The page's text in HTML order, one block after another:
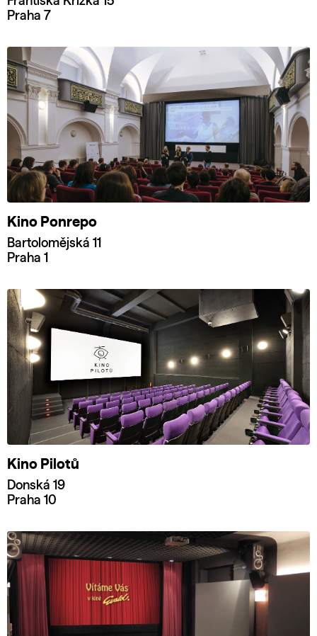
Praha 7
Kino Ponrepo
Bartolomějská 11
Praha 1
Kino Pilotů
Donská 19
Praha 10